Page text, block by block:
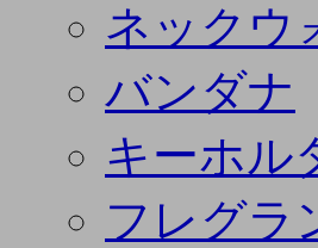
ネックウ
バンダナ
キーホル
フレグラ